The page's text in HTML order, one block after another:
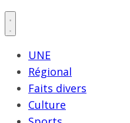
UNE
Régional
Faits divers
Culture